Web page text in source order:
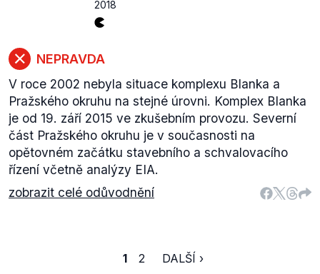
2018
NEPRAVDA
V roce 2002 nebyla situace komplexu Blanka a
Pražského okruhu na stejné úrovni. Komplex Blanka
je od 19. září 2015 ve zkušebním provozu. Severní
část Pražského okruhu je v současnosti na
opětovném začátku stavebního a schvalovacího
řízení včetně analýzy EIA.
zobrazit celé odůvodnění
1 2 DALŠÍ ›